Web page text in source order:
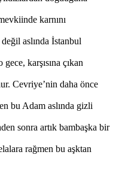
karnını
aslında İstanbul
karşısına çıkan
Cevriye’nin daha önce
bu Adam aslında gizli
sonra artık bambaşka bir
rağmen bu aşktan